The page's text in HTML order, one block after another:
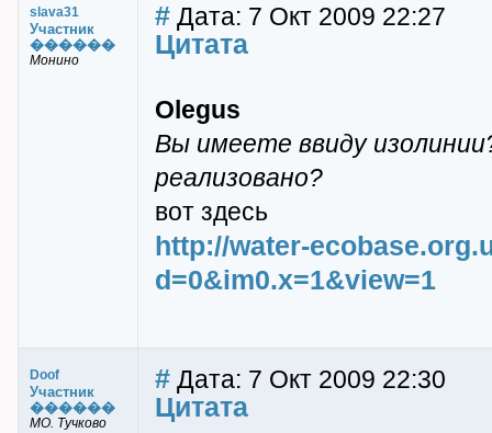
slava31
Участник
������
Монино
# Дата: 7 Окт 2009 22:27
Цитата
Olegus
Вы имеете ввиду
реализовано?
вот здесь
http://water-
d=0&im0.x=1&view=1
Doof
Участник
������
МО. Тучково
# Дата: 7 Окт 2009 22:30
Цитата